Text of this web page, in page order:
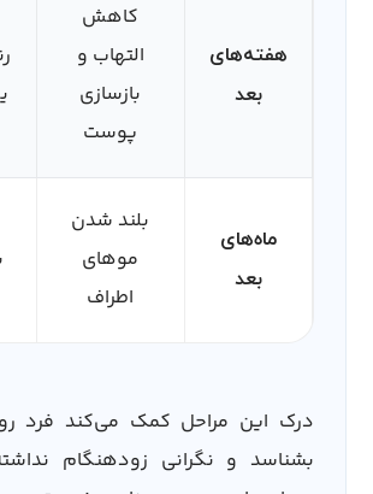
هفته‌های
بعد
کاهش
التهاب و
بازسازی
پوست
ماه‌های
بعد
بلند شدن
موهای
اطراف
درک این مراحل کمک می‌کند فرد
بشناسد و نگرانی زودهنگام